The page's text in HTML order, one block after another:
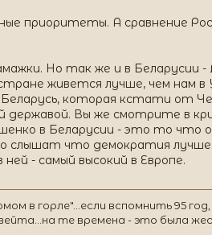
приоритеты. А сравнение
Но так же и в
живется лучше, чем нам
Беларусь, которая кстати от
Вы же смотрите в
в Беларусии - это то что
слышат что демократия лучше
- самый высокий в Европе.
в горле"...если вспомнить 95
те времена - это была